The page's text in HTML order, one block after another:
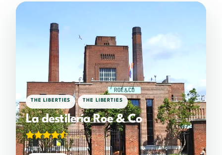
THE LIBERTIES , THE LIBERTIES
La destilería Roe & Co
4,69/5(166 votes)